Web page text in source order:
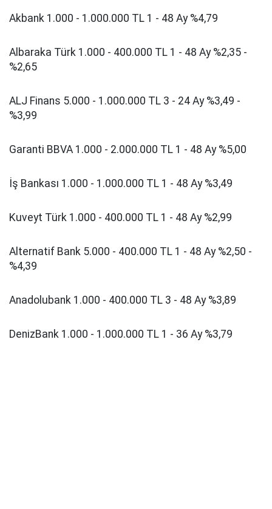
Akbank 1.000 - 1.000.000 TL 1 - 48 Ay %4,79
Albaraka Türk 1.000 - 400.000 TL 1 - 48 Ay %2,35 -
%2,65
ALJ Finans 5.000 - 1.000.000 TL 3 - 24 Ay %3,49 -
%3,99
Garanti BBVA 1.000 - 2.000.000 TL 1 - 48 Ay %5,00
İş Bankası 1.000 - 1.000.000 TL 1 - 48 Ay %3,49
Kuveyt Türk 1.000 - 400.000 TL 1 - 48 Ay %2,99
Alternatif Bank 5.000 - 400.000 TL 1 - 48 Ay %2,50 -
%4,39
Anadolubank 1.000 - 400.000 TL 3 - 48 Ay %3,89
DenizBank 1.000 - 1.000.000 TL 1 - 36 Ay %3,79